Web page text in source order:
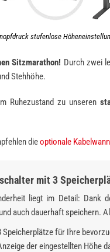
stufenlose
Sitzmarathon! Durch zwei
Stehhöhe.
Ruhezustand zu unseren
dieoptionale
mit 3
liegt im Detail: Dank
auch dauerhaft speichern.
Speicherplätze für Ihre
der eingestellten Höhe